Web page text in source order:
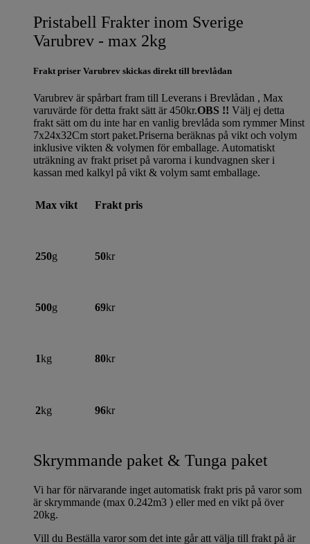
Pristabell Frakter inom Sverige
Varubrev - max 2kg
Frakt priser Varubrev skickas direkt till brevlådan
Varubrev är spårbart fram till Leverans i Brevlådan , Max
varuvärde för detta frakt sätt är 450kr.OBS !! Välj ej detta
frakt sätt om du inte har en vanlig brevlåda som rymmer Minst
7x24x32Cm stort paket.Priserna beräknas på vikt och volym
inklusive vikten & volymen för emballage. Automatiskt
uträkning av frakt priset på varorna i kundvagnen sker i
kassan med kalkyl på vikt & volym samt emballage.
Max vikt Frakt pris
250g 50kr
500g 69kr
1kg 80kr
2kg 96kr
Skrymmande paket & Tunga paket
Vi har för närvarande inget automatisk frakt pris på varor som
är skrymmande (max 0.242m3 ) eller med en vikt på över
20kg.
Vill du Beställa varor som det inte går att välja till frakt på är